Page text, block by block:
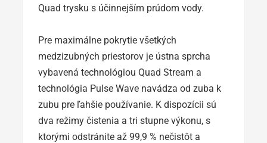
Quad trysku s účinnejším prúdom vody.
Pre maximálne pokrytie všetkých
medzizubných priestorov je ústna sprcha
vybavená technológiou Quad Stream a
technológia Pulse Wave navádza od zuba k
zubu pre ľahšie používanie. K dispozícii sú
dva režimy čistenia a tri stupne výkonu, s
ktorými odstránite až 99,9 % nečistôt a